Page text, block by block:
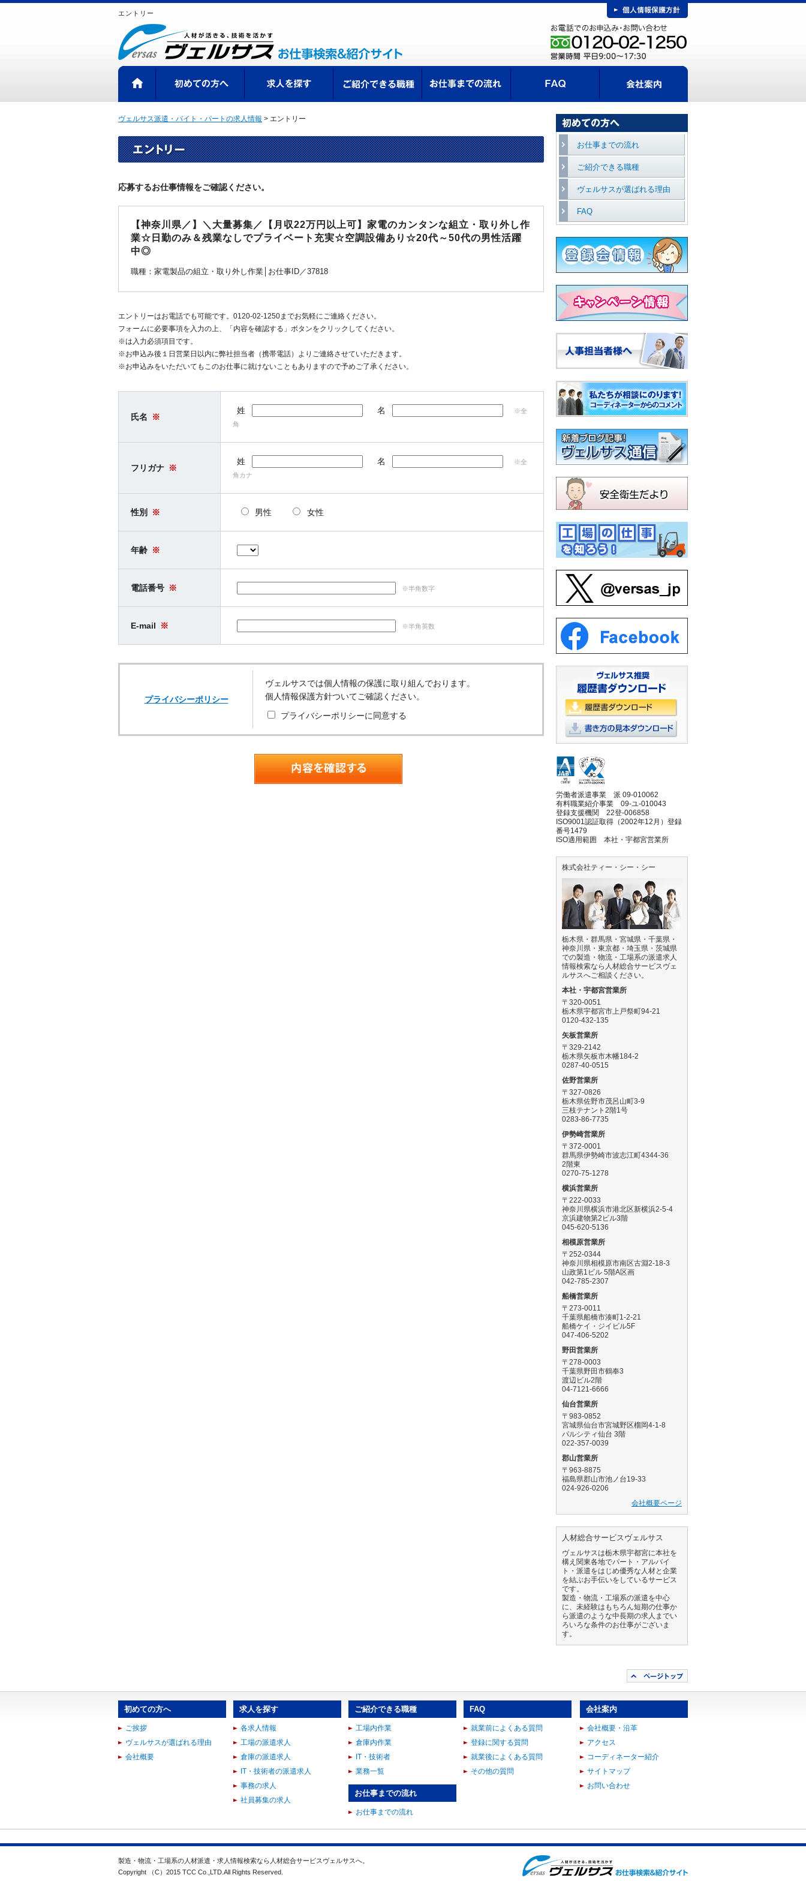
エントリー
ヴェルサス派遣・バイト・パートの求人情報 > エントリー
エントリー
応募するお仕事情報をご確認ください。
【神奈川県／】＼大量募集／【月収22万円以上可】家電のカンタンな組立・取り外し作
業☆日勤のみ＆残業なしでプライベート充実☆空調設備あり☆20代～50代の男性活躍
中◎
職種：家電製品の組立・取り外し作業│お仕事ID／37818
エントリーはお電話でも可能です。0120-02-1250までお気軽にご連絡ください。
フォームに必要事項を入力の上、「内容を確認する」ボタンをクリックしてください。
※は入力必須項目です。
※お申込み後１日営業日以内に弊社担当者（携帯電話）よりご連絡させていただきます。
※お申込みをいただいてもこのお仕事に就けないこともありますので予めご了承ください。
氏名 ※
姓 名
※全
角
フリガナ ※
姓 名
※全
角カナ
性別 ※ 男性 女性
年齢 ※
電話番号 ※ ※半角数字
E-mail ※ ※半角英数
プライバシーポリシー
ヴェルサスでは個人情報の保護に取り組んでおります。
個人情報保護方針ついてご確認ください。
プライバシーポリシーに同意する
お仕事までの流れ
ご紹介できる職種
ヴェルサスが選ばれる理由
FAQ
労働者派遣事業 派 09-010062
有料職業紹介事業 09-ユ-010043
登録支援機関 22登-006858
ISO9001認証取得（2002年12月）登録
番号1479
ISO適用範囲 本社・宇都宮営業所
株式会社ティー・シー・シー
栃木県・群馬県・宮城県・千葉県・
神奈川県・東京都・埼玉県・茨城県
での製造・物流・工場系の派遣求人
情報検索なら人材総合サービスヴェ
ルサスへご相談ください。
本社・宇都宮営業所
〒320-0051
栃木県宇都宮市上戸祭町94-21
0120-432-135
矢板営業所
〒329-2142
栃木県矢板市木幡184-2
0287-40-0515
佐野営業所
〒327-0826
栃木県佐野市茂呂山町3-9
三枝テナント2階1号
0283-86-7735
伊勢崎営業所
〒372-0001
群馬県伊勢崎市波志江町4344-36
2階東
0270-75-1278
横浜営業所
〒222-0033
神奈川県横浜市港北区新横浜2-5-4
京浜建物第2ビル3階
045-620-5136
相模原営業所
〒252-0344
神奈川県相模原市南区古淵2-18-3
山政第1ビル 5階A区画
042-785-2307
船橋営業所
〒273-0011
千葉県船橋市湊町1-2-21
船橋ケイ・ジイビル5F
047-406-5202
野田営業所
〒278-0003
千葉県野田市鶴奉3
渡辺ビル2階
04-7121-6666
仙台営業所
〒983-0852
宮城県仙台市宮城野区榴岡4-1-8
パルシティ仙台 3階
022-357-0039
郡山営業所
〒963-8875
福島県郡山市池ノ台19-33
024-926-0206
会社概要ページ
人材総合サービスヴェルサス
ヴェルサスは栃木県宇都宮に本社を
構え関東各地でパート・アルバイ
ト・派遣をはじめ優秀な人材と企業
を結ぶお手伝いをしているサービス
です。
製造・物流・工場系の派遣を中心
に、未経験はもちろん短期の仕事か
ら派遣のような中長期の求人までい
ろいろな条件のお仕事がございま
す。
初めての方へ
ご挨拶
ヴェルサスが選ばれる理由
会社概要
求人を探す
各求人情報
工場の派遣求人
倉庫の派遣求人
IT・技術者の派遣求人
事務の求人
社員募集の求人
ご紹介できる職種
工場内作業
倉庫内作業
IT・技術者
業務一覧
お仕事までの流れ
お仕事までの流れ
FAQ
就業前によくある質問
登録に関する質問
就業後によくある質問
その他の質問
会社案内
会社概要・沿革
アクセス
コーディネーター紹介
サイトマップ
お問い合わせ
製造・物流・工場系の人材派遣・求人情報検索なら人材総合サービスヴェルサスへ。
Copyright （C）2015 TCC Co.,LTD.All Rights Reserved.